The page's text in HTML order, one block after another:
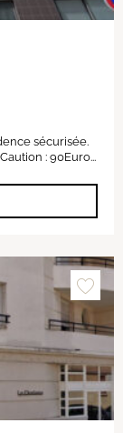
sécurisée.
: 90Euro...